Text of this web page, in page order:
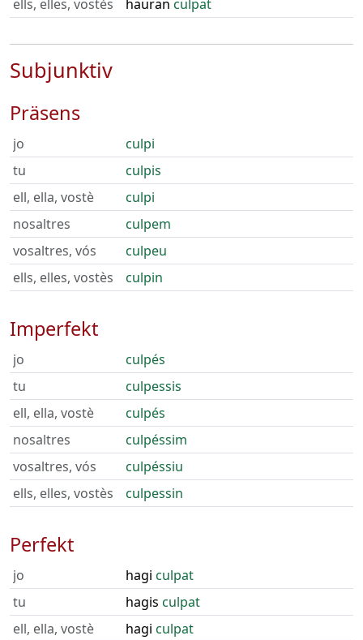
ells, elles, vostès hauran culpat
Subjunktiv
Präsens
jo
culpi
tu
culpis
ell, ella, vostè
culpi
nosaltres
culpem
vosaltres, vós
culpeu
ells, elles, vostès
culpin
Imperfekt
jo
culpés
tu
culpessis
ell, ella, vostè
culpés
nosaltres
culpéssim
vosaltres, vós
culpéssiu
ells, elles, vostès
culpessin
Perfekt
jo hagi culpat
tu
hagis culpat
ell, ella, vostè
hagi culpat